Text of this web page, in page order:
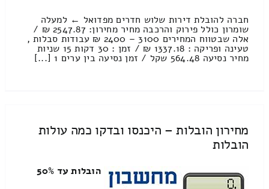
חברה להובלת דירות שלוש חדרים מפדואל ← למעלה
שומרון כולל פירוק והרכבה מחיר מחירון: 2547.87 ₪ /
אלה שבטווח המחירים 3100 – 2400 ₪ עבודות סבלות ,
טעינה ופריקה : 1337.18 ₪ / זמן : 30 דקות 15 שניות
מחיר נסיעה 564.48 שקל / זמן נסיעה בין ערים 1 [...]
מחירון הובלות – היכנסו ובדקו כמה עולות
הובלות
הובלות עד 50%